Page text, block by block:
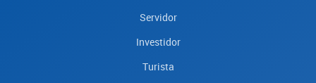
Servidor
Investidor
Turista